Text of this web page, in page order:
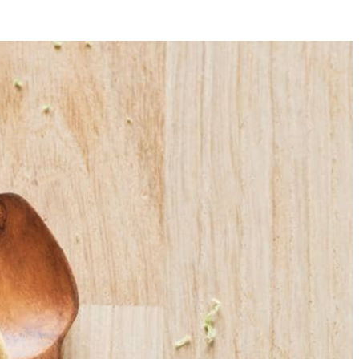
en het knoflookpoeder door. Breng op smaak met zout en